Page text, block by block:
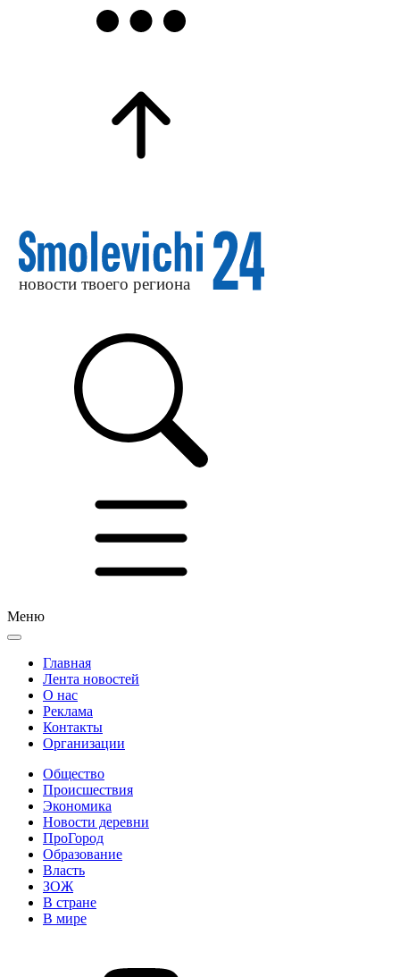
Меню
Главная
Лента новостей
О нас
Реклама
Контакты
Организации
Общество
Происшествия
Экономика
Новости деревни
ПроГород
Образование
Власть
ЗОЖ
В стране
В мире